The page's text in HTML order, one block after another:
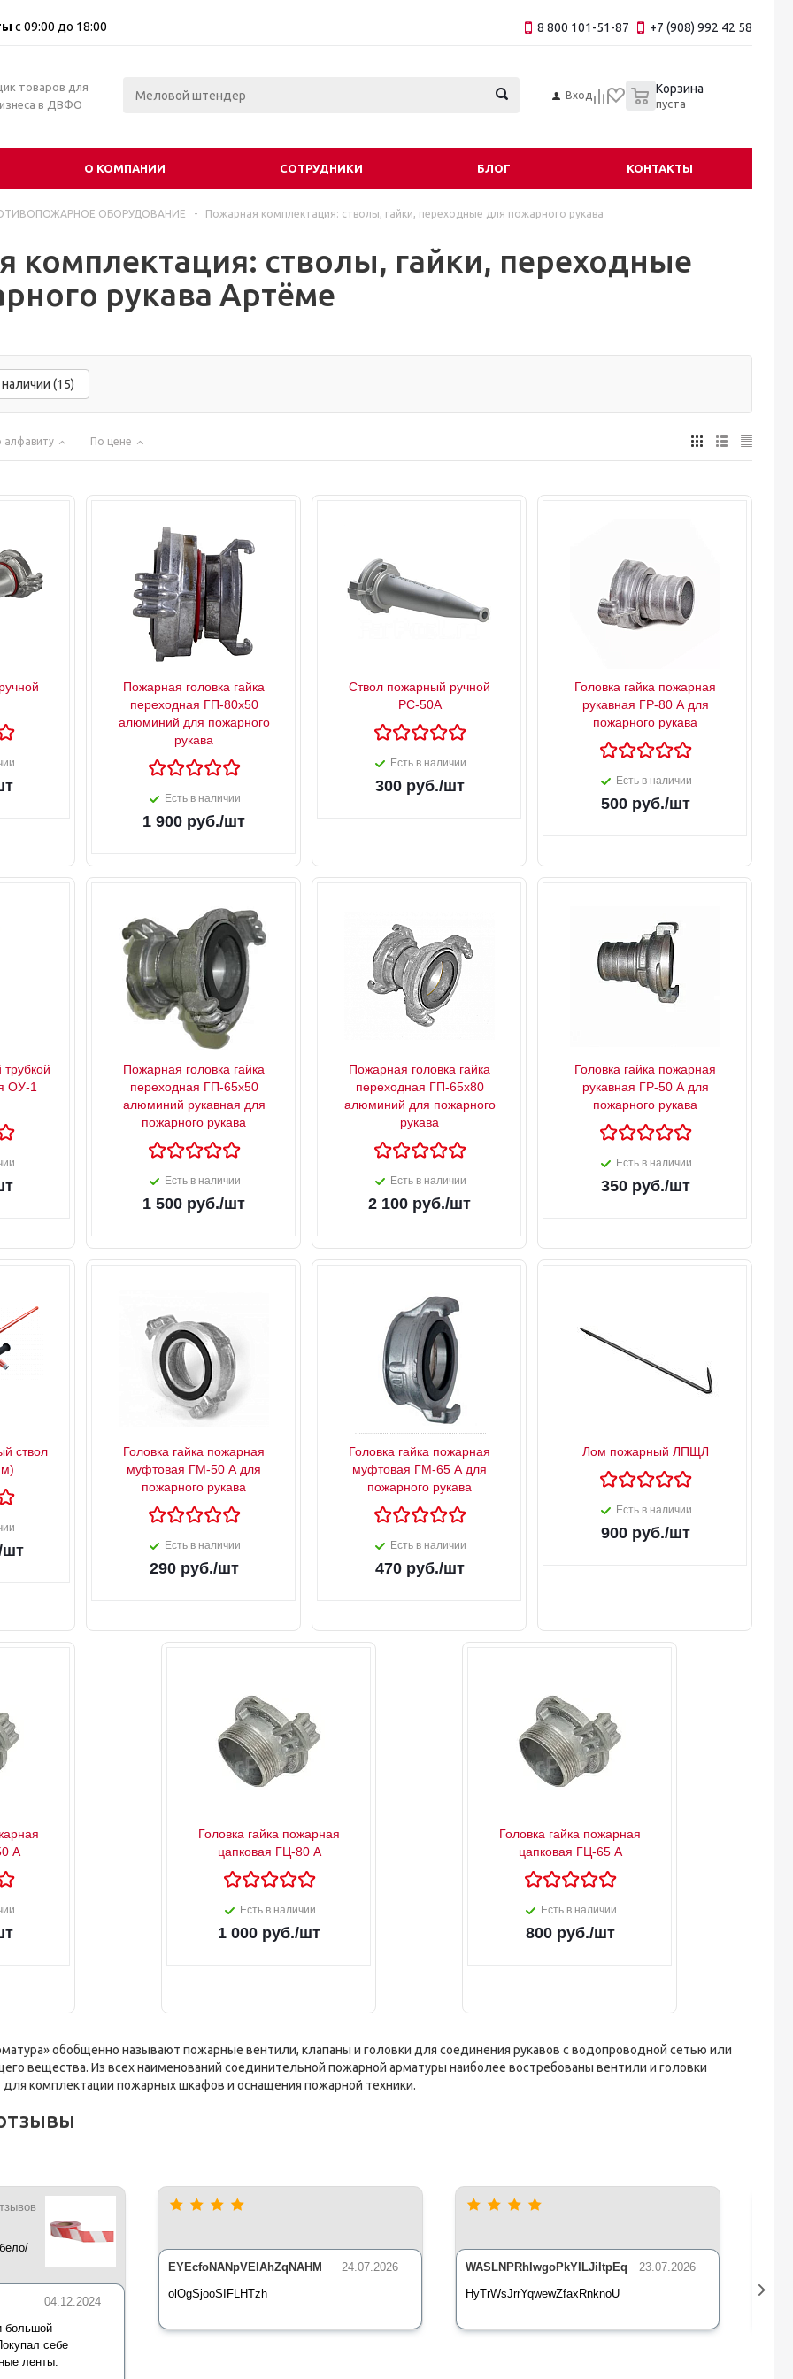
с 09:00 до 18:00 8 800 101-51-87 +7 (908) 992 42 58
товаров для
в ДВФО
Вход Корзина
пуста
О КОМПАНИИ СОТРУДНИКИ БЛОГ КОНТАКТЫ
ОБОРУДОВАНИЕ - Пожарная комплектация: стволы, гайки, переходные для пожарного рукава
комплектация: стволы, гайки, переходные
рукава Артёме
(15)
алфавиту По цене
Пожарная головка гайка
переходная ГП-80х50
алюминий для пожарного
рукава
Есть в наличии
1 900 руб./шт
Ствол пожарный ручной
РС-50А
Есть в наличии
300руб./шт
Головка гайка пожарная
рукавная ГР-80 А для
пожарного рукава
Есть в наличии
500руб./шт
ОУ-1
Пожарная головка гайка
переходная ГП-65х50
алюминий рукавная для
пожарного рукава
Есть в наличии
1 500 руб./шт
Пожарная головка гайка
переходная ГП-65х80
алюминий для пожарного
рукава
Есть в наличии
2 100 руб./шт
Головка гайка пожарная
рукавная ГР-50 А для
пожарного рукава
Есть в наличии
350руб./шт
ствол
шт
Головка гайка пожарная
муфтовая ГМ-50 А для
пожарного рукава
Есть в наличии
290руб./шт
Головка гайка пожарная
муфтовая ГМ-65 А для
пожарного рукава
Есть в наличии
470руб./шт
Лом пожарный ЛПЩЛ
Есть в наличии
900руб./шт
А
Головка гайка пожарная
цапковая ГЦ-80 А
Есть в наличии
1 000 руб./шт
Головка гайка пожарная
цапковая ГЦ-65 А
Есть в наличии
800руб./шт
обобщенно называют пожарные вентили, клапаны и головки для соединения рукавов с водопроводной сетью или
вещества. Из всех наименований соединительной пожарной арматуры наиболее востребованы вентили и головки
для комплектации пожарных шкафов и оснащения пожарной техники.
04.12.2024
большой
себе
ленты.
24.07.2026
EYEcfoNANpVElAhZqNAHM
olOgSjooSIFLHTzh
23.07.2026
WASLNPRhIwgoPkYILJiItpEq
HyTrWsJrrYqwewZfaxRnknoU